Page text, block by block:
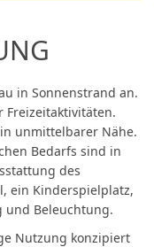
in Sonnenstrand an.
Freizeitaktivitäten.
unmittelbarer Nähe.
Bedarfs sind in
des
ein Kinderspielplatz,
und Beleuchtung.
Nutzung konzipiert